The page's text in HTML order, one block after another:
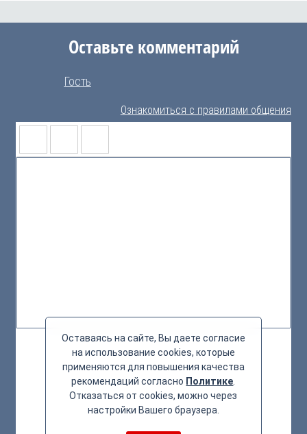
Оставьте комментарий
Гость
Ознакомиться с правилами общения
Оставаясь на сайте, Вы даете согласие
на использование cookies, которые
применяются для повышения качества
рекомендаций согласно Политике
Отказаться от cookies, можно через
настройки Вашего браузера.